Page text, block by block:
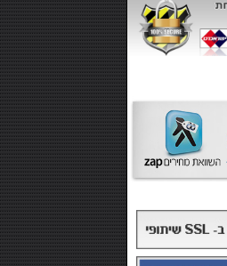
חטיף חלבון ,10 יחידות - SMARTE